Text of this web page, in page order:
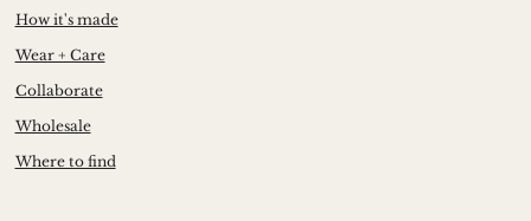
How it's made
Wear + Care
Collaborate
Wholesale
Where to find